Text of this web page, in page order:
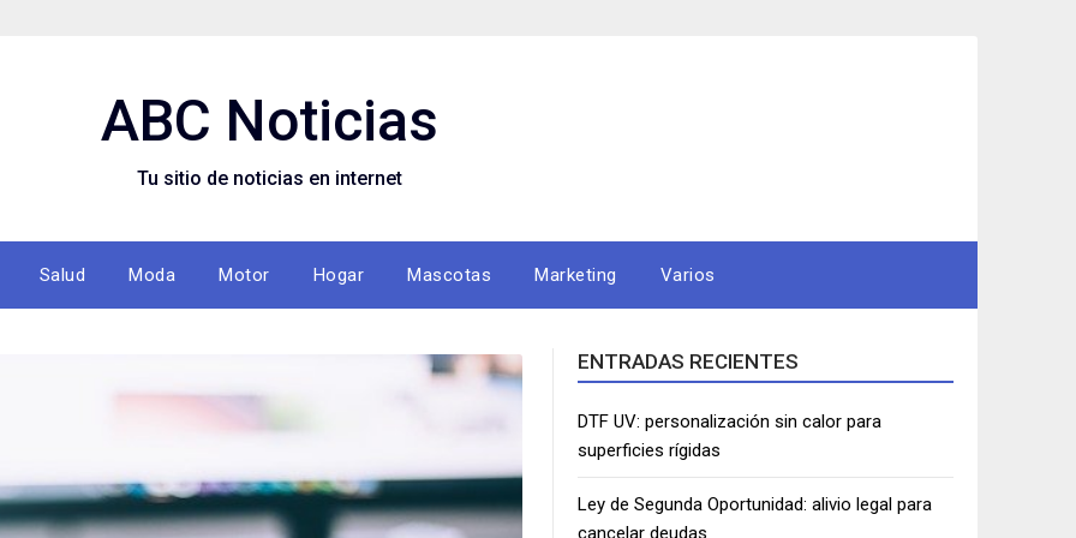
ABC Noticias
Tu sitio de noticias en internet
Salud Moda Motor Hogar Mascotas Marketing Varios
ENTRADAS RECIENTES
DTF UV: personalización sin calor para
superficies rígidas
Ley de Segunda Oportunidad: alivio legal para
cancelar deudas